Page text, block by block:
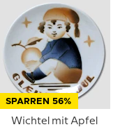
SPARREN 56%
Wichtel mit Apfel